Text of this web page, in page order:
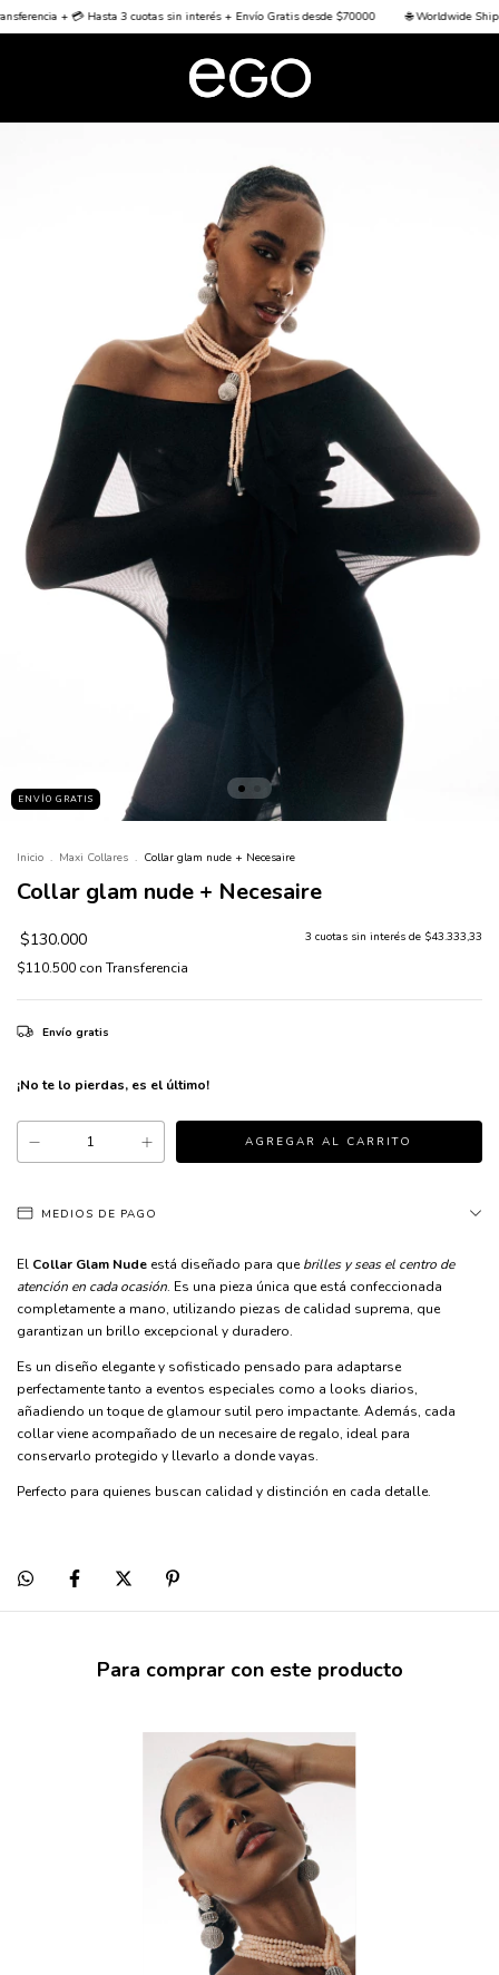
+ 💳 Hasta 3 cuotas sin interés + Envío Gratis desde $70000 🌐 Worldwide
ENVÍO GRATIS
Inicio . Maxi Collares . Collar glam nude + Necesaire
Collar glam nude + Necesaire
$130.000 3 cuotas sin interés de $43.333,33
$110.500 con Transferencia
Envío gratis
¡No te lo pierdas, es el último!
MEDIOS DE PAGO
El Collar Glam Nude está diseñado para quebrilles y seas el centro de
atención en cada ocasión. Es una pieza única que está confeccionada
completamente a mano, utilizando piezas de calidad suprema, que
garantizan un brillo excepcional y duradero.
Es un diseño elegante y sofisticado pensado para adaptarse
perfectamente tanto a eventos especiales como a looks diarios,
añadiendo un toque de glamour sutil pero impactante. Además, cada
collar viene acompañado de un necesaire de regalo, ideal para
conservarlo protegido y llevarlo a donde vayas.
Perfecto para quienes buscan calidad y distinción en cada detalle.
Para comprar con este producto